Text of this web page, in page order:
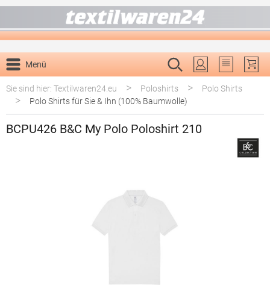
Menü
Du hast 0
Sie sind hier: Textilwaren24.eu
> Poloshirts > Polo Shirts
> Polo Shirts für Sie & Ihn (100% Baumwolle)
BCPU426 B&C My Polo Poloshirt 210